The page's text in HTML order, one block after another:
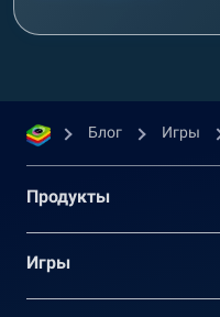
Блог Игры
Продукты
Игры